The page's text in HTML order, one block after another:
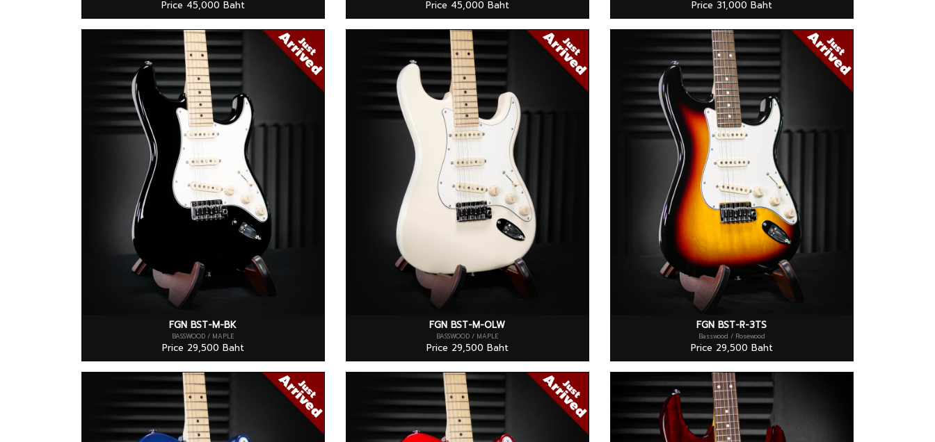
Price 45,000 Baht Price 45,000 Baht Price 31,000 Baht
FGN BST-M-BK
BASSWOOD / MAPLE
Price 29,500 Baht
FGN BST-M-OLW
BASSWOOD / MAPLE
Price 29,500 Baht
FGN BST-R-3TS
Basswood / Rosewood
Price 29,500 Baht